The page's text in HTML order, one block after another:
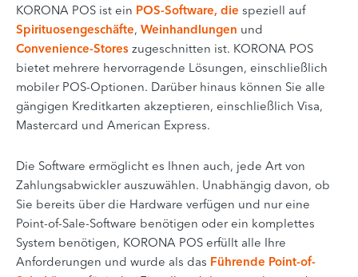
KORONA POS ist ein POS-Software, die speziell auf
Spirituosengeschäfte, Weinhandlungen und
Convenience-Stores zugeschnitten ist. KORONA POS
bietet mehrere hervorragende Lösungen, einschließlich
mobiler POS-Optionen. Darüber hinaus können Sie alle
gängigen Kreditkarten akzeptieren, einschließlich Visa,
Mastercard und American Express.
Die Software ermöglicht es Ihnen auch, jede Art von
Zahlungsabwickler auszuwählen. Unabhängig davon, ob
Sie bereits über die Hardware verfügen und nur eine
Point-of-Sale-Software benötigen oder ein komplettes
System benötigen, KORONA POS erfüllt alle Ihre
Anforderungen und wurde als das Führende Point-of-